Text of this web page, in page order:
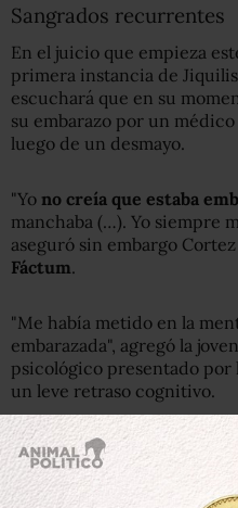
Sangrados recurrentes
En el juicio que empieza
primera instancia de
escuchará que en su
su embarazo por un
luego de un desmayo.
"Yo no creía que estaba
manchaba (…). Yo siempre
aseguró sin embargo
Fáctum.
"Me había metido en la
embarazada", agregó la
psicológico presentado por
un leve retraso cognitivo.